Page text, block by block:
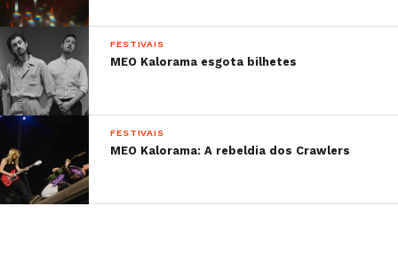
FESTIVAIS
MEO Kalorama esgota bilhetes
FESTIVAIS
MEO Kalorama: A rebeldia dos Crawlers